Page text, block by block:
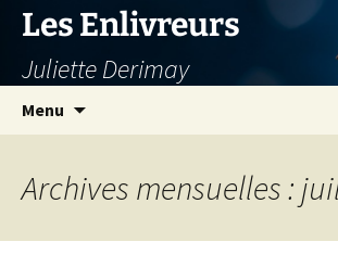
Aller
contenu
Les Enlivreurs
Juliette Derimay
Menu
Archives mensuelles :